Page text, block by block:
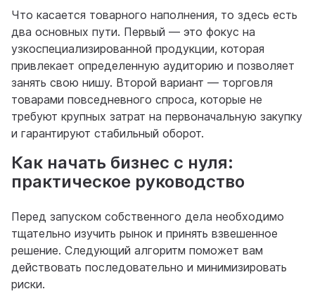
Что касается товарного наполнения, то здесь есть
два основных пути. Первый — это фокус на
узкоспециализированной продукции, которая
привлекает определенную аудиторию и позволяет
занять свою нишу. Второй вариант — торговля
товарами повседневного спроса, которые не
требуют крупных затрат на первоначальную закупку
и гарантируют стабильный оборот.
Как начать бизнес с нуля:
практическое руководство
Перед запуском собственного дела необходимо
тщательно изучить рынок и принять взвешенное
решение. Следующий алгоритм поможет вам
действовать последовательно и минимизировать
риски.